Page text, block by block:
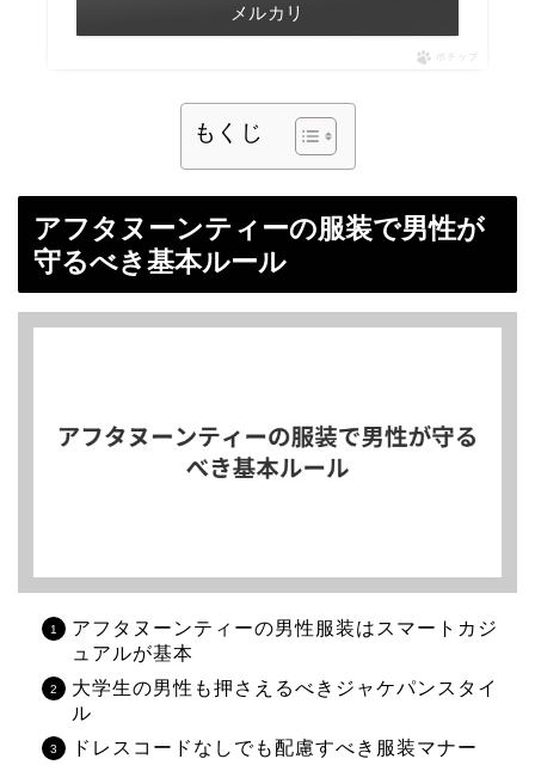
メルカリ
ポチップ
もくじ
アフタヌーンティーの服装で男性が
守るべき基本ルール
アフタヌーンティーの男性服装はスマートカジ
ュアルが基本
大学生の男性も押さえるべきジャケパンスタイ
ル
ドレスコードなしでも配慮すべき服装マナー